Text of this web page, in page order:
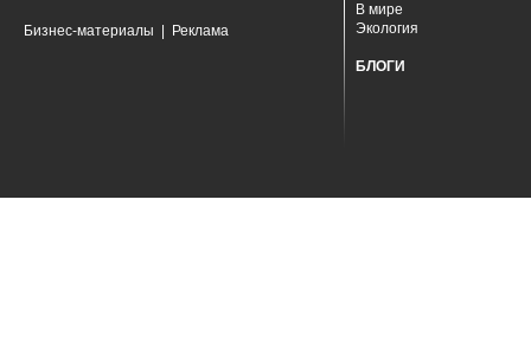
Бизнес-материалы Реклама
В мире
Экология
БЛОГИ